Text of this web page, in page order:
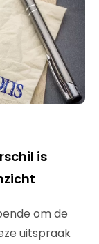
is
om de
uitspraak